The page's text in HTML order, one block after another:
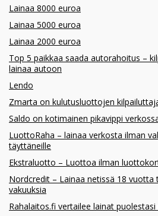
Lainaa 8000 euroa
Lainaa 5000 euroa
Lainaa 2000 euroa
Top 5 paikkaa saada autorahoitus –
lainaa autoon
Lendo
Zmarta on kulutusluottojen
Saldo on kotimainen pikavippi
LuottoRaha – lainaa verkosta ilman
täyttäneille
Ekstraluotto – Luottoa ilman
Nordcredit – Lainaa netissä 18 vuotta
vakuuksia
Rahalaitos.fi vertailee lainat puolestasi